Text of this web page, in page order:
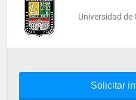
Universidad de
Solicitar